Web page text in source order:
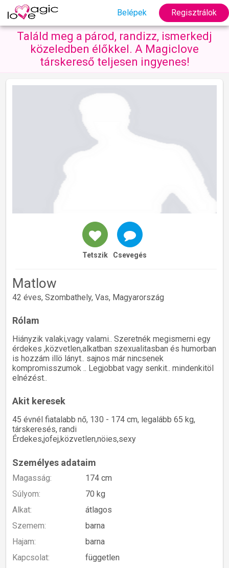
Belépek Regisztrálok
Találd meg a párod, randizz, ismerkedj
közeledben élőkkel. A Magiclove
társkereső teljesen ingyenes!
Tetszik Csevegés
Matlow
42 éves, Szombathely, Vas, Magyarország
Rólam
Hiányzik valaki,vagy valami.. Szeretnék megismerni egy
érdekes ,közvetlen,alkatban szexualitasban és humorban
is hozzám illö lányt.. sajnos már nincsenek
kompromisszumok .. Legjobbat vagy senkit.. mindenkitöl
elnézést..
Akit keresek
45 évnél fiatalabb nő, 130 - 174 cm, legalább 65 kg,
társkeresés, randi
Érdekes,jofej,közvetlen,nöies,sexy
Személyes adataim
Magasság:
174 cm
Súlyom:
70 kg
Alkat:
átlagos
Szemem:
barna
Hajam:
barna
Kapcsolat:
független